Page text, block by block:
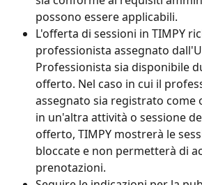
possono essere applicabili.
L'offerta di sessioni in TIMPY
professionista assegnato
Professionista sia disponibile
offerto. Nel caso in cui il
assegnato sia registrato come
in un'altra attività o sessione
offerto, TIMPY mostrerà le
bloccate e non permetterà di
prenotazioni.